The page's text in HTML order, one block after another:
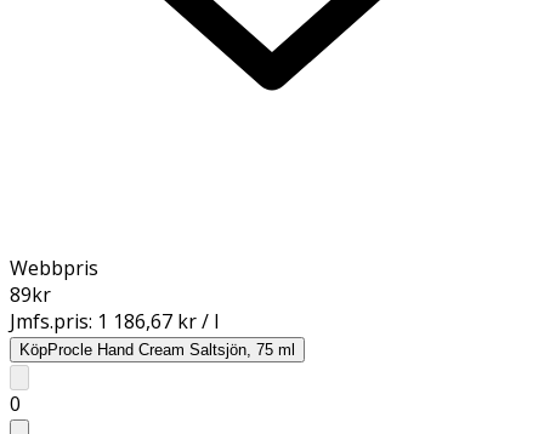
Webbpris
89kr
Jmfs.pris: 1 186,67 kr / l
KöpProcle Hand Cream Saltsjön, 75 ml
0